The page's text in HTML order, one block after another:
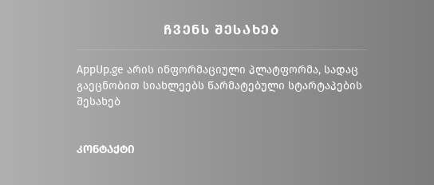
ᲩᲕᲔᲜᲡ ᲨᲔᲡᲐᲮᲔᲑ
AppUp.ge არის ინფორმაციული პლატფორმა, სადაც
გაეცნობით სიახლეებს წარმატებული სტარტაპების
შესახებ
კონტაქტი